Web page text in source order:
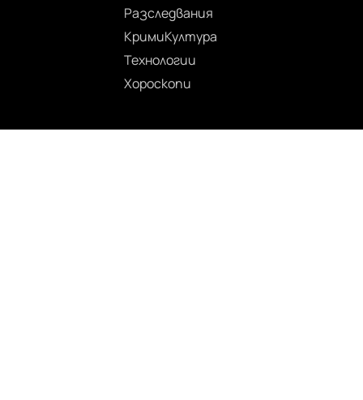
Разследвания
КримиКултура
Технологии
Хороскопи